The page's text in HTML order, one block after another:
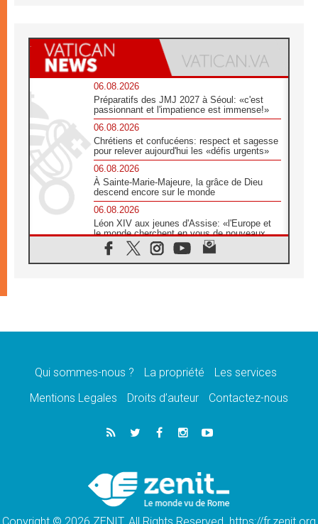
06.08.2026
Préparatifs des JMJ 2027 à Séoul: «c'est
passionnant et l'impatience est immense!»
06.08.2026
Chrétiens et confucéens: respect et sagesse
pour relever aujourd'hui les «défis urgents»
06.08.2026
À Sainte-Marie-Majeure, la grâce de Dieu
descend encore sur le monde
06.08.2026
Léon XIV aux jeunes d'Assise: «l'Europe et
le monde cherchent en vous de nouveaux
saints»
06.08.2026
«construire la civilisation de l'amour»
La visite du Pape en Argentine portera «un
05.08.2026
«La visite du Pape en Uruguay renforcera
Le nonce en Ukraine: «Il est inquiétant
d'entendre ceux qui bénissent la guerre»
Qui sommes-nous ? La propriété
Les services
Mentions Legales
Droits d’auteur Contactez-nous